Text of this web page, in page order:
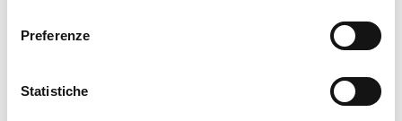
Preferenze
Statistiche